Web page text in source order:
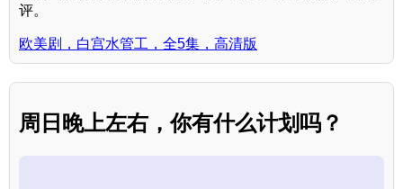
评。
欧美剧，白宫水管工，全5集，高清版
周日晚上左右，你有什么计划吗？